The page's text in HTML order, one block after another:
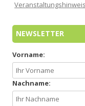
Veranstaltungshinweis
NEWSLETTER
Vorname:
Nachname: